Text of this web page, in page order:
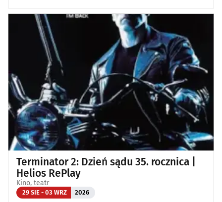
Terminator 2: Dzień sądu 35. rocznica |
Helios RePlay
Kino, teatr
29 SIE - 03 WRZ 2026